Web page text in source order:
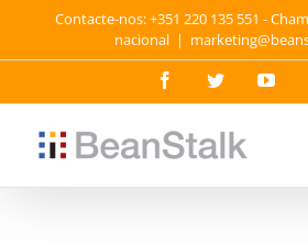
content
Contacte-nos: +351 220 135 551 -
nacional |
FacebookTwitter